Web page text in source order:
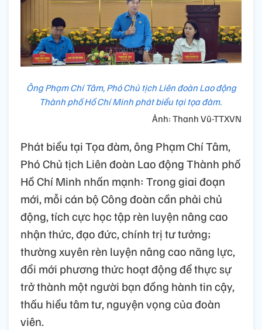
Ông Phạm Chí Tâm, Phó Chủ tịch Liên đoàn Lao động
Thành phố Hồ Chí Minh phát biểu tại tọa đàm.
Ảnh: Thanh Vũ-TTXVN
Phát biểu tại Tọa đàm, ông Phạm Chí Tâm,
Phó Chủ tịch Liên đoàn Lao động Thành phố
Hồ Chí Minh nhấn mạnh: Trong giai đoạn
mới, mỗi cán bộ Công đoàn cần phải chủ
động, tích cực học tập rèn luyện nâng cao
nhận thức, đạo đức, chính trị tư tưởng;
thường xuyên rèn luyện nâng cao năng lực,
đổi mới phương thức hoạt động để thực sự
trở thành một người bạn đồng hành tin cậy,
thấu hiểu tâm tư, nguyện vọng của đoàn
viên.